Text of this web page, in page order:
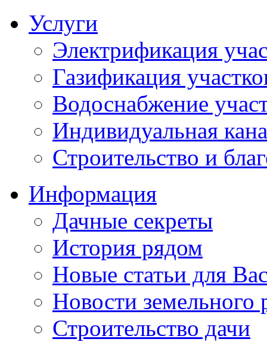
Услуги
Электрификация
Газификация
Водоснабжение
Индивидуальная
Строительство и
Информация
Дачные секреты
История рядом
Новые статьи для
Новости земельного
Строительство дачи